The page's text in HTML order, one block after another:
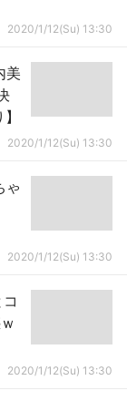
2020/1/12(Su) 13:30
美
2020/1/12(Su) 13:30
ゃ
2020/1/12(Su) 13:30
2020/1/12(Su) 13:30